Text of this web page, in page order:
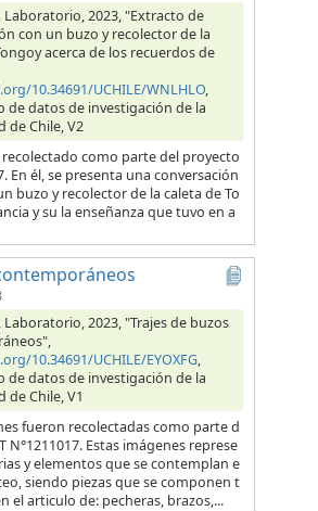
Laboratorio, 2023, "Extracto de
con un buzo y recolector de la
acerca de los recuerdos de
10.34691/UCHILE/WNLHLO,
de datos de investigación de la
de Chile, V2
como parte del proyecto
En él, se presenta una conversación
buzo y recolector de la caleta de To
y su la enseñanza que tuvo en a
2023, "Trajes de buzos
10.34691/UCHILE/EYOXFG,
de datos de investigación de la
de Chile, V1
fueron recolectadas como parte d
N°1211017. Estas imágenes represe
y elementos que se contemplan e
siendo piezas que se componen t
el articulo de: pecheras, brazos,...